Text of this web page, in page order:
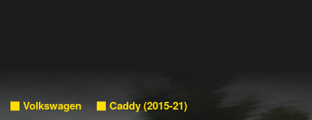
Volkswagen Caddy (2015-21)